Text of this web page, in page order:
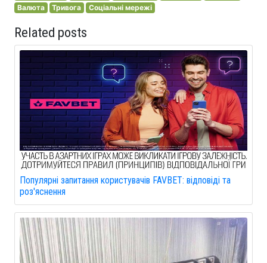
Валюта
Тривога Соціальні мережі
Related posts
Популярні запитання користувачів FAVBET: відповіді та
роз'яснення